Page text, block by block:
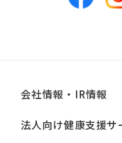
会社情報・IR情報
法人向け健康支援サ